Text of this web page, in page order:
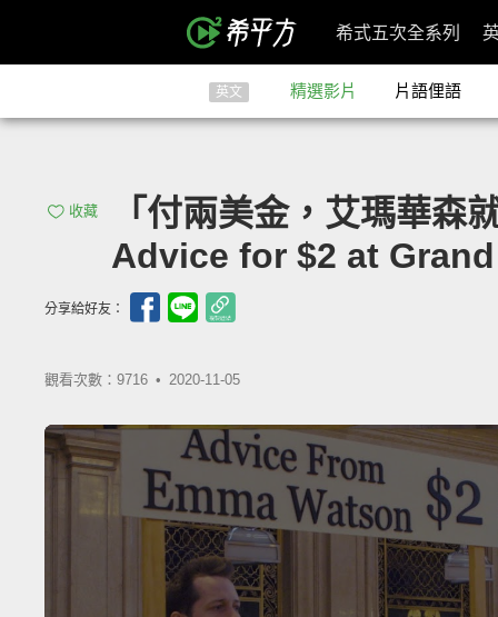
希式五次全系列
英文 精選影片 片語俚語
收藏
「付兩美金，艾瑪華
Advice for $2 at
分享給好友：
觀看次數：9716 • 2020-11-05